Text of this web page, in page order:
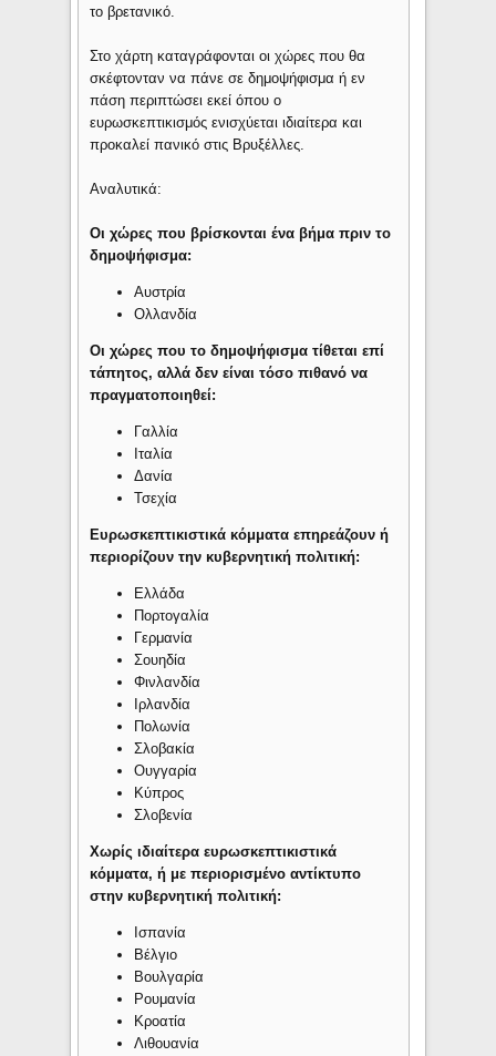
το βρετανικό.
Στο χάρτη καταγράφονται οι χώρες που θα
σκέφτονταν να πάνε σε δημοψήφισμα ή εν
πάση περιπτώσει εκεί όπου ο
ευρωσκεπτικισμός ενισχύεται ιδιαίτερα και
προκαλεί πανικό στις Βρυξέλλες.
Αναλυτικά:
Οι χώρες που βρίσκονται ένα βήμα πριν το
δημοψήφισμα:
Αυστρία
Ολλανδία
Οι χώρες που το δημοψήφισμα τίθεται επί
τάπητος, αλλά δεν είναι τόσο πιθανό να
πραγματοποιηθεί:
Γαλλία
Ιταλία
Δανία
Τσεχία
Ευρωσκεπτικιστικά κόμματα επηρεάζουν ή
περιορίζουν την κυβερνητική πολιτική:
Ελλάδα
Πορτογαλία
Γερμανία
Σουηδία
Φινλανδία
Ιρλανδία
Πολωνία
Σλοβακία
Ουγγαρία
Κύπρος
Σλοβενία
Χωρίς ιδιαίτερα ευρωσκεπτικιστικά
κόμματα, ή με περιορισμένο αντίκτυπο
στην κυβερνητική πολιτική:
Ισπανία
Βέλγιο
Βουλγαρία
Ρουμανία
Κροατία
Λιθουανία